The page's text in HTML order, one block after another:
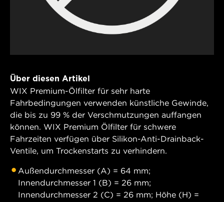
Über diesen Artikel
WIX Premium-Ölfilter für sehr harte
Fahrbedingungen verwenden künstliche Gewinde,
die bis zu 99 % der Verschmutzungen auffangen
können. WIX Premium Ölfilter für schwere
Fahrzeiten verfügen über Silikon-Anti-Drainback-
Ventile, um Trockenstarts zu verhindern.
Außendurchmesser (A) = 64 mm;
Innendurchmesser 1 (B) = 26 mm;
Innendurchmesser 2 (C) = 26 mm; Höhe (H) =